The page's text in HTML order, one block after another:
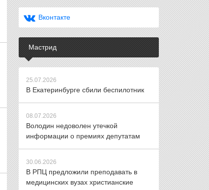
Вконтакте
Мастрид
25.07.2026
В Екатеринбурге сбили беспилотник
08.07.2026
Володин недоволен утечкой
информации о премиях депутатам
30.06.2026
В РПЦ предложили преподавать в
медицинских вузах христианские